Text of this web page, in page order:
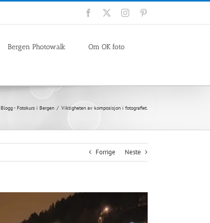
Facebook Instagram
Bergen Photowalk Om OK foto
Blogg - Fotokurs i Bergen Viktigheten av komposisjon i fotografiet.
Forrige Neste